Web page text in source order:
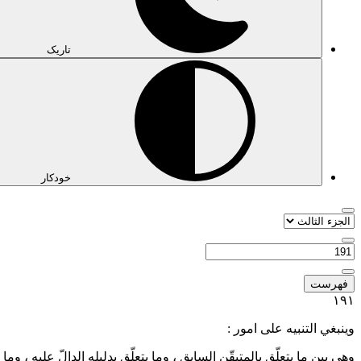
فهرست
١٩١
وينبغي التنبيه على امور :
وهي بين ما يتعلّق بالمتيقّن السابق ، وما يتعلّق بدليله الدالّ عليه ،